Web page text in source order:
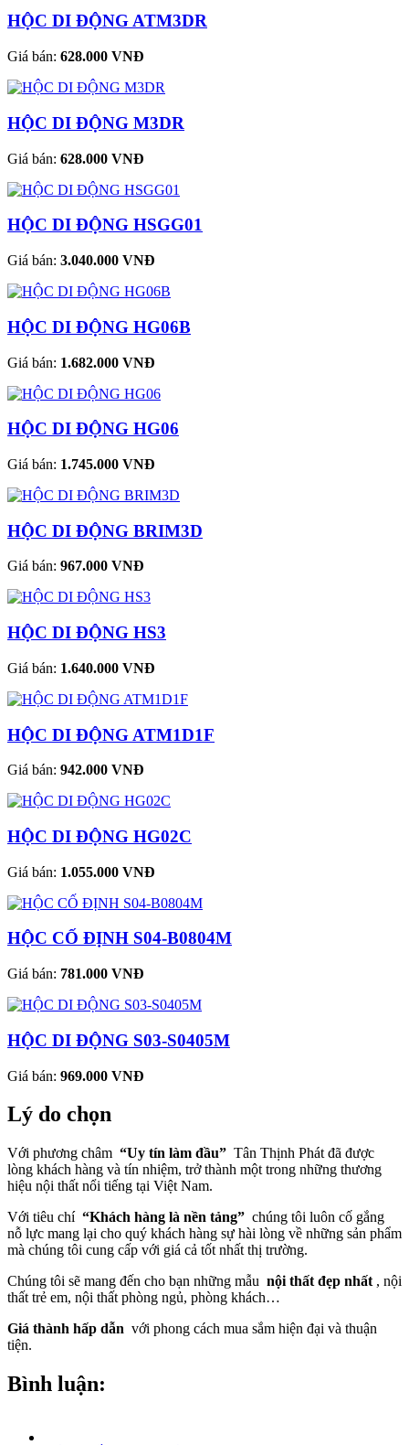
HỘC DI ĐỘNG ATM3DR
Giá bán: 628.000 VNĐ
HỘC DI ĐỘNG M3DR
Giá bán: 628.000 VNĐ
HỘC DI ĐỘNG HSGG01
Giá bán: 3.040.000 VNĐ
HỘC DI ĐỘNG HG06B
Giá bán: 1.682.000 VNĐ
HỘC DI ĐỘNG HG06
Giá bán: 1.745.000 VNĐ
HỘC DI ĐỘNG BRIM3D
Giá bán: 967.000 VNĐ
HỘC DI ĐỘNG HS3
Giá bán: 1.640.000 VNĐ
HỘC DI ĐỘNG ATM1D1F
Giá bán: 942.000 VNĐ
HỘC DI ĐỘNG HG02C
Giá bán: 1.055.000 VNĐ
HỘC CỐ ĐỊNH S04-B0804M
Giá bán: 781.000 VNĐ
HỘC DI ĐỘNG S03-S0405M
Giá bán: 969.000 VNĐ
Lý do chọn
Với phương châm “Uy tín làm đầu” Tân Thịnh Phát đã được
lòng khách hàng và tín nhiệm, trở thành một trong những thương
hiệu nội thất nổi tiếng tại Việt Nam.
Với tiêu chí “Khách hàng là nền tảng” chúng tôi luôn cố gắng
nỗ lực mang lại cho quý khách hàng sự hài lòng về những sản phẩm
mà chúng tôi cung cấp với giá cả tốt nhất thị trường.
Chúng tôi sẽ mang đến cho bạn những mẫu nội thất đẹp nhất , nội
thất trẻ em, nội thất phòng ngủ, phòng khách…
Giá thành hấp dẫn với phong cách mua sắm hiện đại và thuận
tiện.
Bình luận: